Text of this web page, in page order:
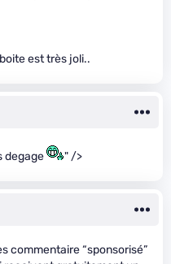
est très joli..
degage " />
commentaire “sponsorisé”